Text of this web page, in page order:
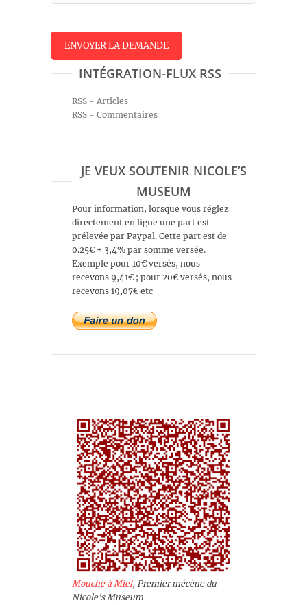
INTÉGRATION-FLUX RSS
RSS - Articles
RSS - Commentaires
JE VEUX SOUTENIR NICOLE’S
MUSEUM
Pour information, lorsque vous réglez
directement en ligne une part est
prélevée par Paypal. Cette part est de
0.25€ + 3,4% par somme versée.
Exemple pour 10€ versés, nous
recevons 9,41€ ; pour 20€ versés, nous
recevons 19,07€ etc
Mouche à Miel, Premier mécène du
Nicole's Museum